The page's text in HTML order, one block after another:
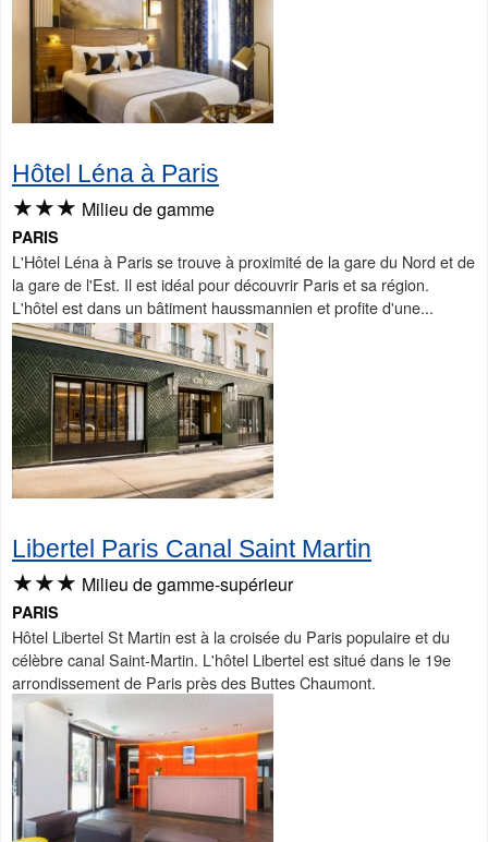
Hôtel Léna à Paris
★★★ Milieu de gamme
PARIS
L'Hôtel Léna à Paris se trouve à proximité de la gare du Nord et de
la gare de l'Est. Il est idéal pour découvrir Paris et sa région.
L'hôtel est dans un bâtiment haussmannien et profite d'une...
Libertel Paris Canal Saint Martin
★★★ Milieu de gamme-supérieur
PARIS
Hôtel Libertel St Martin est à la croisée du Paris populaire et du
célèbre canal Saint-Martin. L'hôtel Libertel est situé dans le 19e
arrondissement de Paris près des Buttes Chaumont.